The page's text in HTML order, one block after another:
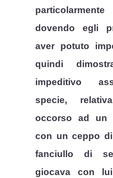
dovendo egli
aver potuto
quindi
impeditivo
specie,
occorso ad un
con un ceppo
fanciullo di
giocava con